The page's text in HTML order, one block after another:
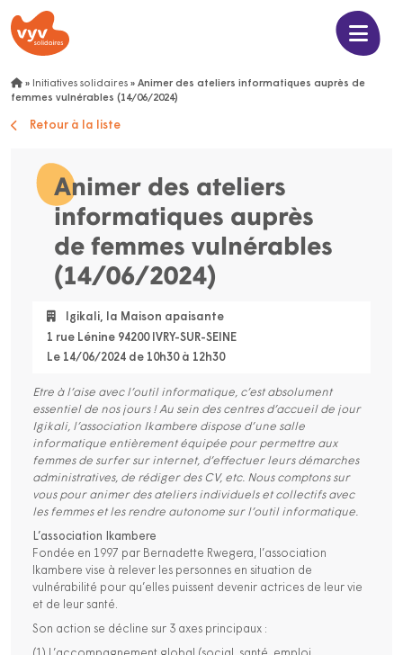
» Initiatives solidaires » Animer des ateliers informatiques auprès de
femmes vulnérables (14/06/2024)
Retour à la liste
Animer des ateliers
informatiques auprès
de femmes vulnérables
(14/06/2024)
Igikali, la Maison apaisante
1 rue Lénine 94200 IVRY-SUR-SEINE
Le 14/06/2024 de 10h30 à 12h30
Etre à l’aise avec l’outil informatique, c’est absolument
essentiel de nos jours ! Au sein des centres d’accueil de jour
Igikali, l’association Ikambere dispose d’une salle
informatique entièrement équipée pour permettre aux
femmes de surfer sur internet, d’effectuer leurs démarches
administratives, de rédiger des CV, etc. Nous comptons sur
vous pour animer des ateliers individuels et collectifs avec
les femmes et les rendre autonome sur l’outil informatique.
L’association Ikambere
Fondée en 1997 par Bernadette Rwegera, l’association
Ikambere vise à relever les personnes en situation de
vulnérabilité pour qu’elles puissent devenir actrices de leur vie
et de leur santé.
Son action se décline sur 3 axes principaux :